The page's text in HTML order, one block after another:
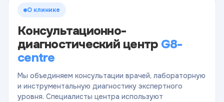
О клинике
Консультационно-
диагностический центр G8-
centre
Мы объединяем консультации врачей, лабораторную
и инструментальную диагностику экспертного
уровня. Специалисты центра используют